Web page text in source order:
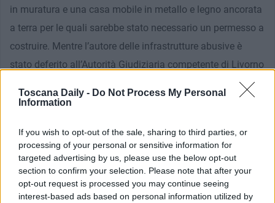
Toscana Daily - Do Not Process My Personal
Information
If you wish to opt-out of the sale, sharing to third parties, or
processing of your personal or sensitive information for
targeted advertising by us, please use the below opt-out
section to confirm your selection. Please note that after your
opt-out request is processed you may continue seeing
interest-based ads based on personal information utilized by
in muratura e una casa mobile in metallo e legno ancorata
a terra per le quali sarebbe stato necessario un permesso a
costruire. Mentre l’autore delle infrastrutture abusive è
stato deferito all’Autorità Giudiziaria competente di Livorno
per abuso edilizio, il comune di Sassetta con apposita
ordinanza ha disposto la demolizione, rimozione e
Forestali, anche in collaborazione con i colleghi del
Comando Provinciale di Livorno, continueranno su tutto il
territorio per prevenire e contrastare reati ai danni
dell’ambiente.